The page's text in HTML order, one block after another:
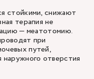
стойкими, снижают
терапия не
— меатотомию.
при
путей,
отверстия